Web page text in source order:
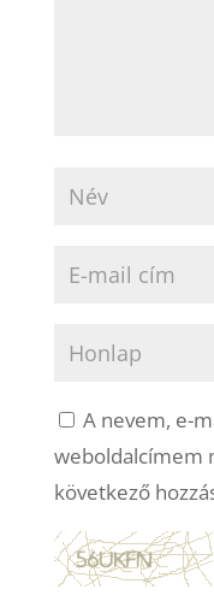
A nevem, e-
weboldalcímem
következő